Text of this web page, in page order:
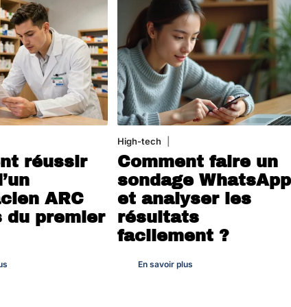
réussir
ARC
du premier
High-tech
Comment faire un
sondage WhatsApp
et analyser les
résultats
facilement ?
En savoir plus